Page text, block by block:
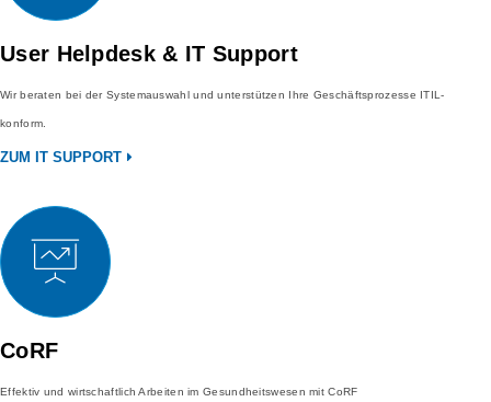
User Helpdesk & IT Support
Wir beraten bei der Systemauswahl und unterstützen Ihre Geschäftsprozesse ITIL-
konform.
ZUM IT SUPPORT
CoRF
Effektiv und wirtschaftlich Arbeiten im Gesundheitswesen mit CoRF